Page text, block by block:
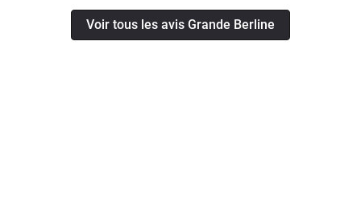
Voir tous les avis Grande Berline